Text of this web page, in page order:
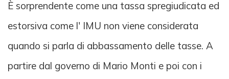
È sorprendente come una tassa spregiudicata ed
estorsiva come l' IMU non viene considerata
quando si parla di abbassamento delle tasse. A
partire dal governo di Mario Monti e poi con i